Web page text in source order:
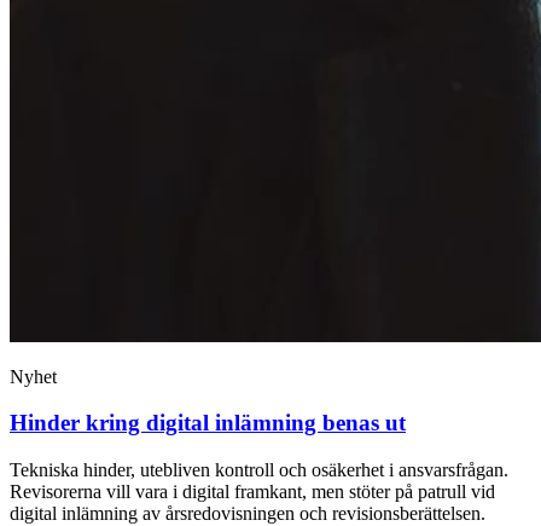
Nyhet
Hinder kring digital inlämning benas ut
Tekniska hinder, utebliven kontroll och osäkerhet i ansvarsfrågan.
Revisorerna vill vara i digital framkant, men stöter på patrull vid
digital inlämning av årsredovisningen och revisionsberättelsen.